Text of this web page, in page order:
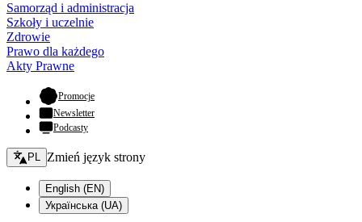
Samorząd i administracja
Szkoły i uczelnie
Zdrowie
Prawo dla każdego
Akty Prawne
Promocje- otwiera się w nowej karcie
Newsletter
Podcasty
Zmień język - bieżący:
PL Zmień język strony
English (EN)
Українська (UA)